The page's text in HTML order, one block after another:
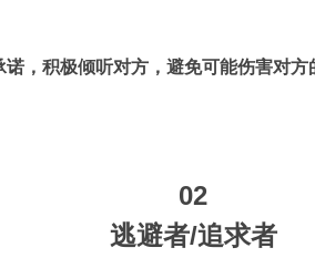
诺，积极倾听对方，避免可能伤害对
02
逃避者/追求者